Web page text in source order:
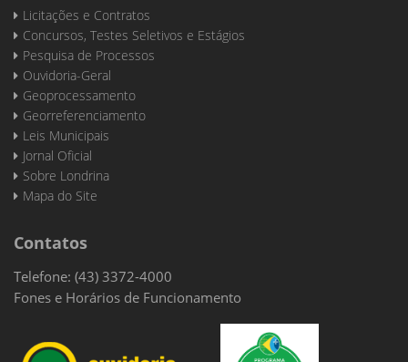
Licitações e Contratos
Concursos, Testes Seletivos e Estágios
Pesquisa de Processos
Ouvidoria-Geral
Geoprocessamento
Georreferenciamento
Leis Municipais
Jornal Oficial
Sobre Londrina
Mapa do Site
Contatos
Telefone: (43) 3372-4000
Fones e Horários de Funcionamento